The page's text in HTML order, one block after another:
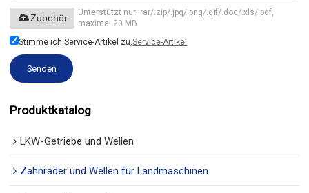
Unterstützt nur .rar/.zip/.jpg/.png/.gif/.doc/.xls/.pdf,
maximal 20 MB
Zubehör
Stimme ich Service-Artikel zu,Service-Artikel
Senden
Produktkatalog
LKW-Getriebe und Wellen
Zahnräder und Wellen für Landmaschinen